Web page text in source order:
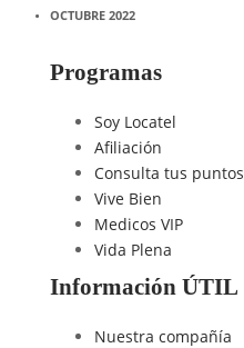
OCTUBRE 2022
Programas
Soy Locatel
Afiliación
Consulta tus puntos
Vive Bien
Medicos VIP
Vida Plena
Información ÚTIL
Nuestra compañía